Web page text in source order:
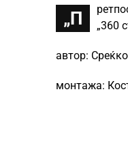
„П
„360
автор:
монтажа: